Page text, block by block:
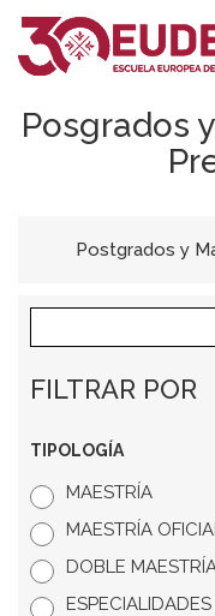
Posgrados
Postgrados y
FILTRAR POR
TIPOLOGÍA
MAESTRÍA
MAESTRÍA
DOBLE
ESPECIALIDADES